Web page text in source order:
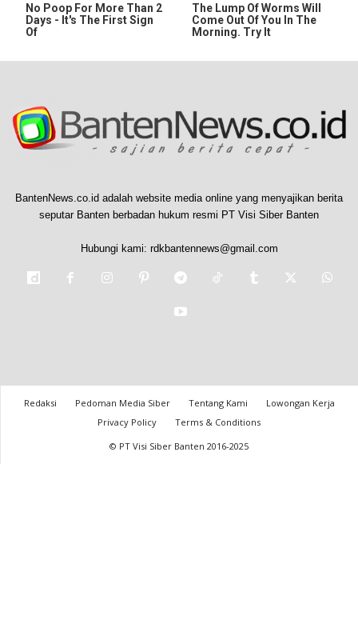
No Poop For More Than 2
Days - It's The First Sign
Of
The Lump Of Worms Will
Come Out Of You In The
Morning. Try It
BantenNews.co.id adalah website media online yang menyajikan berita
seputar Banten berbadan hukum resmi PT Visi Siber Banten
Hubungi kami: rdkbantennews@gmail.com
Redaksi Pedoman Media Siber Tentang Kami
Lowongan Kerja
Privacy Policy
Terms & Conditions
© PT Visi Siber Banten 2016-2025